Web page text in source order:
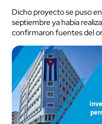
Dicho proyecto se puso
septiembre ya había
confirmaron fuentes del